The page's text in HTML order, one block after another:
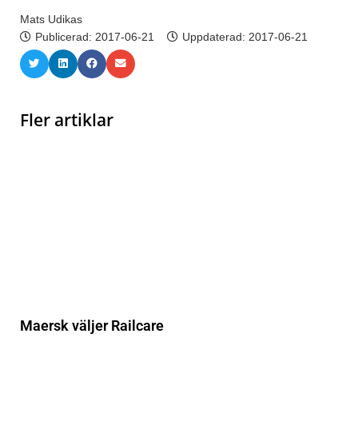
Mats Udikas
Publicerad: 2017-06-21 Uppdaterad: 2017-06-21
Fler artiklar
Maersk väljer Railcare